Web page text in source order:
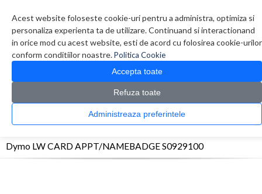
Acest website foloseste cookie-uri pentru a administra, optimiza si
personaliza experienta ta de utilizare. Continuand si interactionand
in orice mod cu acest website, esti de acord cu folosirea cookie-urilor
conform conditiilor noastre.Politica Cookie
Accepta toate
Refuza toate
Administreaza preferintele
0 produs(e)
CATALOG PRODUSE
> Accesorii Imprimante > Dymo LW CARD
Dymo LW CARD APPT/NAMEBADGE S0929100